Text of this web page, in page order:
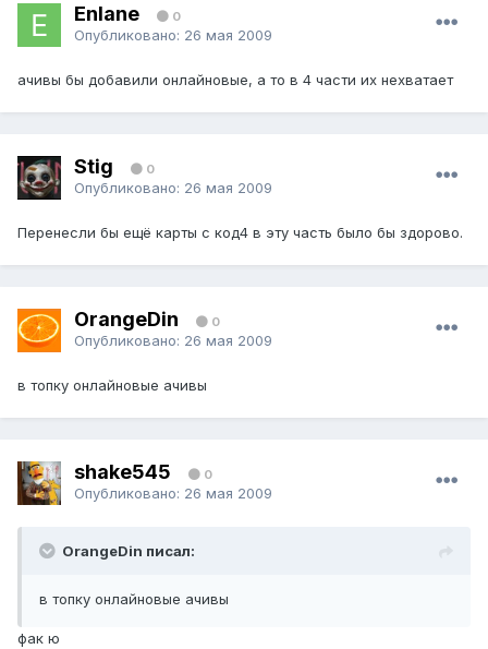
Enlane 0
Опубликовано: 26 мая 2009
ачивы бы добавили онлайновые, а то в 4 части их нехватает
Stig 0
Опубликовано: 26 мая 2009
Перенесли бы ещё карты с код4 в эту часть было бы здорово.
OrangeDin 0
Опубликовано: 26 мая 2009
в топку онлайновые ачивы
shake545 0
Опубликовано: 26 мая 2009
OrangeDin писал:
в топку онлайновые ачивы
фак ю